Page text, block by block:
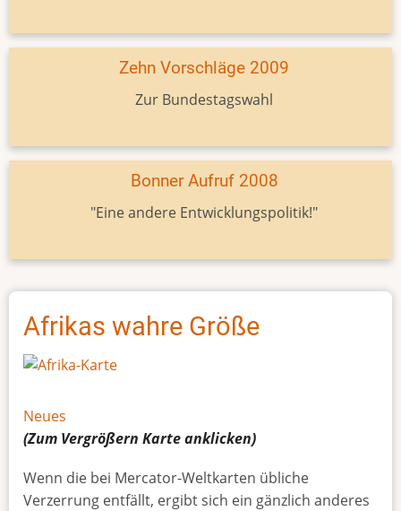
Zehn Vorschläge 2009
Zur Bundestagswahl
Bonner Aufruf 2008
"Eine andere Entwicklungspolitik!"
Afrikas wahre Größe
Neues
(Zum Vergrößern Karteanklicken)
Wenn die bei Mercator-Weltkarten übliche
Verzerrung entfällt, ergibt sich ein gänzlich anderes